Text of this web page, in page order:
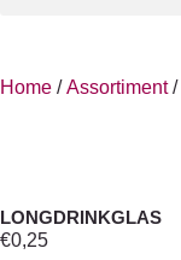
Home /Assortiment/
LONGDRINKGLAS
€0,25